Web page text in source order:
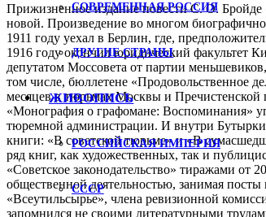
СОВРЕМЕННАЯ РОССИЯ
ДРУГИЕ СТРАНЫ
ЖИВОПИСЬ
РОССИЙСКАЯ ИМПЕРИЯ
СССР
Прижизненное издание повести С. О.
новой. Произведение во многом
1911 году уехал в Берлин, где,
1916 году окончил юридический факультет
депутатом Моссовета от партии
том числе, бюллетене «Продовольственное
месяцев в тюрьмах Москвы и Пречистенской
«Монография о графомане: Воспоминания»
тюремной администрации. И внутри Бутырки
книги: «В советской тюрьме» и «В
ряд книг, как художественных, так и
«Советское законодательство» тиражами
общественной деятельностью, занимая
«Всеутильсырье», члена ревизионной
запомнился не своими литературными